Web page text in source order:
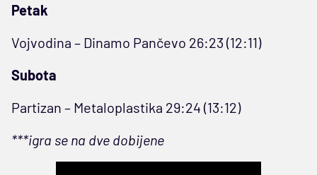
Petak
Vojvodina – Dinamo Pančevo 26:23 (12:11)
Subota
Partizan – Metaloplastika 29:24 (13:12)
***igra se na dve dobijene